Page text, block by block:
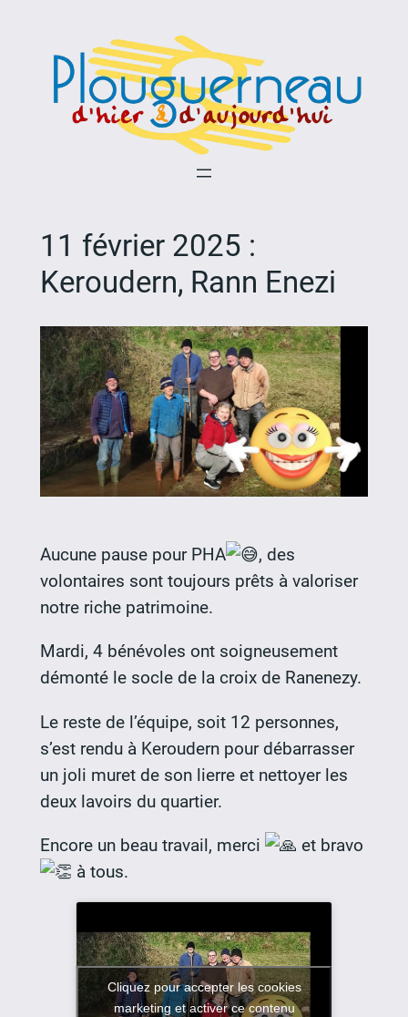
11 février 2025 :
Keroudern, Rann Enezi
Aucune pause pour PHA
, des
volontaires sont toujours prêts à valoriser
notre riche patrimoine.
Mardi, 4 bénévoles ont soigneusement
démonté le socle de la croix de Ranenezy.
Le reste de l’équipe, soit 12 personnes,
s’est rendu à Keroudern pour débarrasser
un joli muret de son lierre et nettoyer les
deux lavoirs du quartier.
Encore un beau travail, merci
et bravo
à tous.
Cliquez pour accepter les cookies
marketing et activer ce contenu